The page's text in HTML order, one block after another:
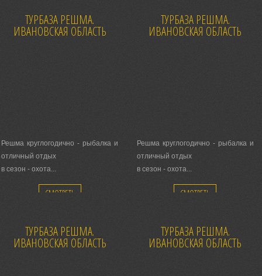
ТУРБАЗА РЕШМА.
ИВАНОВСКАЯ ОБЛАСТЬ
Решма круглогодично - рыбалка и
отличный отдых
в сезон - охота...
СМОТРЕТЬ
ТУРБАЗА РЕШМА.
ИВАНОВСКАЯ ОБЛАСТЬ
Решма круглогодично - рыбалка и
отличный отдых
в сезон - охота...
СМОТРЕТЬ
ТУРБАЗА РЕШМА.
ИВАНОВСКАЯ ОБЛАСТЬ
ТУРБАЗА РЕШМА.
ИВАНОВСКАЯ ОБЛАСТЬ